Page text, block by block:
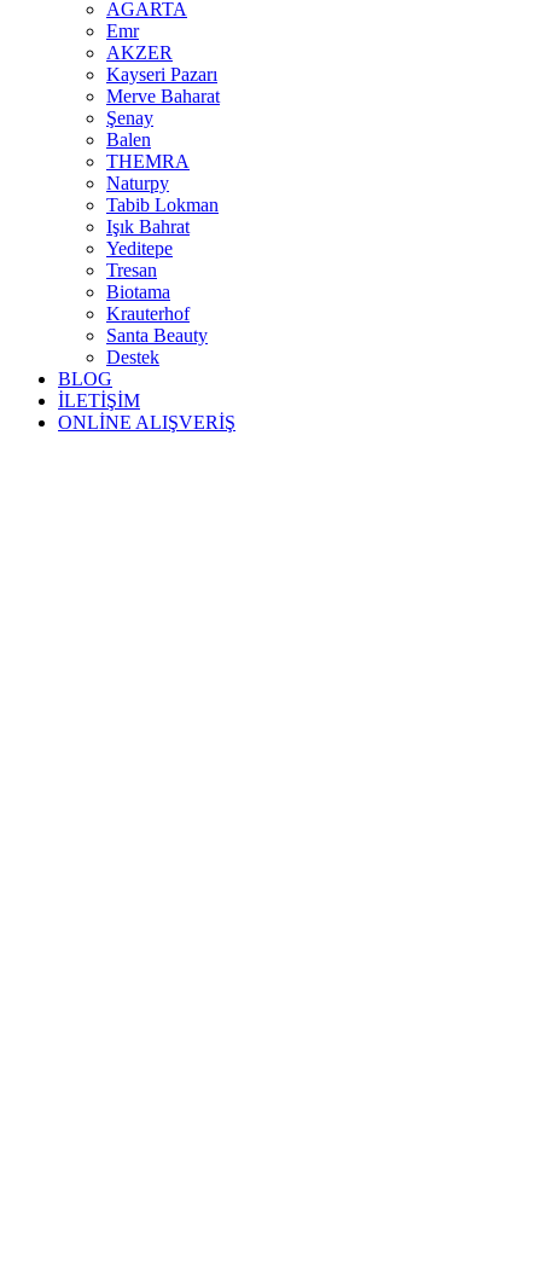
AGARTA
Emr
AKZER
Kayseri Pazarı
Merve Baharat
Şenay
Balen
THEMRA
Naturpy
Tabib Lokman
Işık Bahrat
Yeditepe
Tresan
Biotama
Krauterhof
Santa Beauty
Destek
BLOG
İLETİŞİM
ONLİNE ALIŞVERİŞ